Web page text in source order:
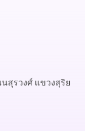
สุรวงศ์ แขวงสุริย